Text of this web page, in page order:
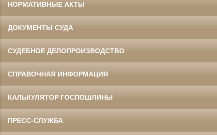
НОРМАТИВНЫЕ АКТЫ
ДОКУМЕНТЫ СУДА
СУДЕБНОЕ ДЕЛОПРОИЗВОДСТВО
СПРАВОЧНАЯ ИНФОРМАЦИЯ
КАЛЬКУЛЯТОР ГОСПОШЛИНЫ
ПРЕСС-СЛУЖБА